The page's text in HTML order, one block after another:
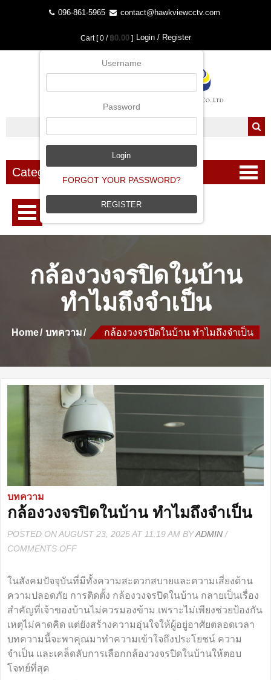
096-861-5965 contact@hawkviewcctv.com
Cart [ 0 / ฿0.00] Login / Register
Username
Password
FORGOT YOUR PASSWORD?
REGISTER
Categories
กล้องวงจรปิดในบ้าน
ทำไมถึงจำเป็น
Home บทความ กล้องวงจรปิดในบ้าน ทำไมถึงจำเป็น
บทความ
กล้องวงจรปิดในบ้าน ทำไมถึงจำเป็น
POSTED ON AUGUST 23, 2025 AT 11:19 AM BYADMIN /
COMMENTS OFFON
วงจรปิด
ใน
บ้าน
ทำไม
ถึง
จำเป็น
ในสังคมปัจจุบันที่มีทั้งความสะดวกสบายและความเสี่ยงด้าน
ความปลอดภัย การติดตั้ง กล้องวงจรปิดในบ้าน กลายเป็นเรื่อง
สำคัญที่เจ้าของบ้านไม่ควรมองข้าม เพราะไม่เพียงช่วยป้องกัน
เหตุไม่คาดคิด แต่ยังสร้างความอุ่นใจให้ผู้อยู่อาศัยตลอดเวลา
บทความนี้จะพาคุณมาทำความเข้าใจถึงประโยชน์ ความ
จำเป็น และเคล็ดลับการเลือกกล้องวงจรปิดในบ้านให้ตอบ
โจทย์ที่สุด